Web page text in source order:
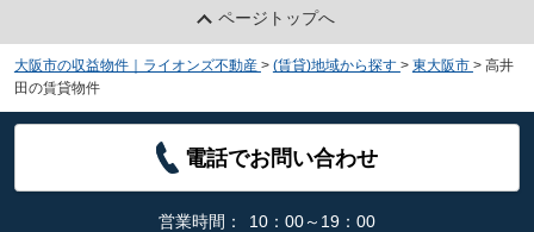
ページトップへ
大阪市の収益物件｜ライオンズ不動産 > (賃貸)地域から探す > 東大阪市 > 高井
田の賃貸物件
電話でお問い合わせ
営業時間：
10：00～19：00